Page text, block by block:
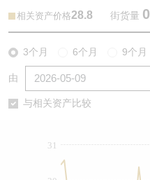
相关资产价格28.8 街货量 0
3个月 6个月 9个月
由
与相关资产比较
31
认股证/牛熊证日志
认股证文件及公告 (瑞信)
牛熊证到期结算价查找
牛熊证速算机
中资ETFs溢价比较
即市板块表现